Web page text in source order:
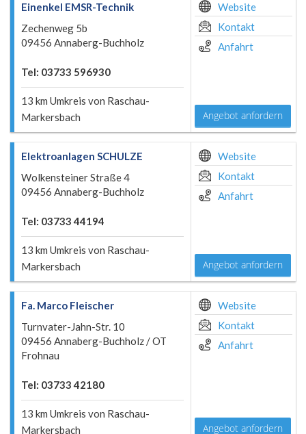
Einenkel EMSR-Technik
Zechenweg 5b
09456 Annaberg-Buchholz
Tel: 03733 596930
13 km Umkreis von Raschau-
Markersbach
Website
Kontakt
Anfahrt
Angebot anfordern
Elektroanlagen SCHULZE
Wolkensteiner Straße 4
09456 Annaberg-Buchholz
Tel: 03733 44194
13 km Umkreis von Raschau-
Markersbach
Website
Kontakt
Anfahrt
Angebot anfordern
Fa. Marco Fleischer
Turnvater-Jahn-Str. 10
09456 Annaberg-Buchholz / OT
Frohnau
Tel: 03733 42180
13 km Umkreis von Raschau-
Markersbach
Website
Kontakt
Anfahrt
Angebot anfordern